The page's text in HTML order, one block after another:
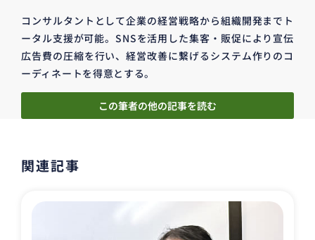
コンサルタントとして企業の経営戦略から組織開発までト
ータル支援が可能。SNSを活用した集客・販促により宣伝
広告費の圧縮を行い、経営改善に繋げるシステム作りのコ
ーディネートを得意とする。
この筆者の他の記事を読む
関連記事